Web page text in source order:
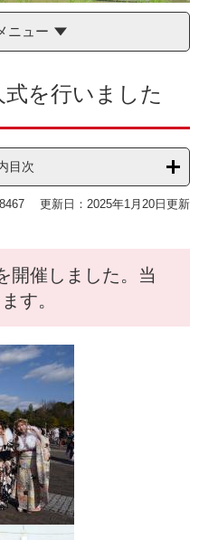
ニュー
を行いました
目次
更新日：2025年1月20日更新
開催しました。当
す。